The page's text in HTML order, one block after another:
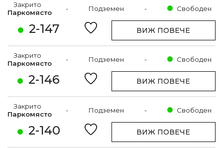
2-147
Закрито
Паркомясто
- Подземен - Свободен
ВИЖ ПОВЕЧЕ
2-146
Закрито
Паркомясто
- Подземен - Свободен
ВИЖ ПОВЕЧЕ
2-140
Закрито
Паркомясто
- Подземен - Свободен
ВИЖ ПОВЕЧЕ